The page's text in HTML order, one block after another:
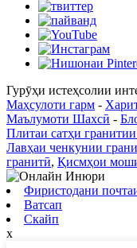
Гурӯҳи истеҳсолии
Маҳсулоти гарм -
Маълумоти Шахсӣ -
Плитаи сатҳи
Лавҳаи ченкунии
гранитӣ, Қисмҳои
Фиристодани
Ватсап
Скайп
x